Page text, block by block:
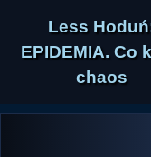
Less
EPIDEMIA. Co
chaos